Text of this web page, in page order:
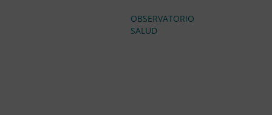
OBSERVATORIO
SALUD